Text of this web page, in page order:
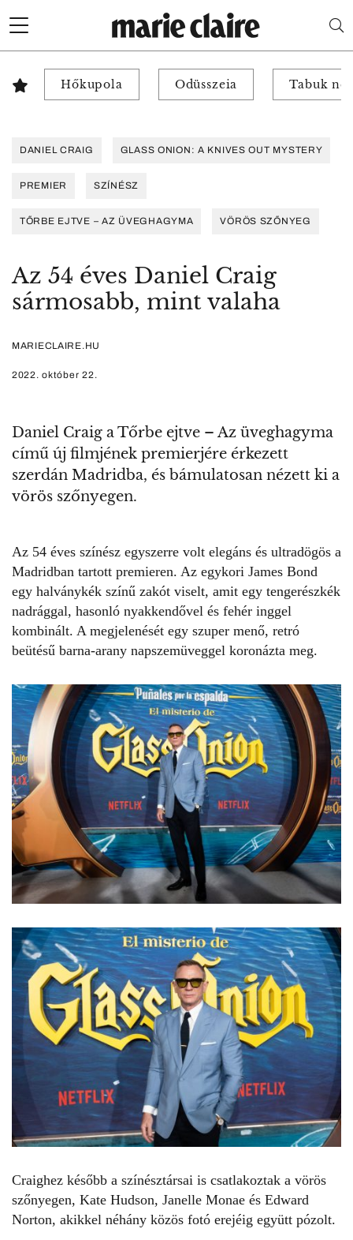
Hőkupola Odüsszeia Tabuk
DANIEL CRAIG GLASS ONION: A KNIVES OUT MYSTERY
PREMIER SZÍNÉSZ
TŐRBE EJTVE – AZ ÜVEGHAGYMA VÖRÖS SZŐNYEG
Az 54 éves Daniel Craig
sármosabb, mint valaha
MARIECLAIRE.HU
2022. október 22.
Daniel Craig a Tőrbe ejtve – Az üveghagyma
című új filmjének premierjére érkezett
szerdán Madridba, és bámulatosan nézett ki a
vörös szőnyegen.
Az 54 éves színész egyszerre volt elegáns és ultradögös a
Madridban tartott premieren. Az egykori James Bond
egy halványkék színű zakót viselt, amit egy tengerészkék
nadrággal, hasonló nyakkendővel és fehér inggel
kombinált. A megjelenését egy szuper menő, retró
beütésű barna-arany napszemüveggel koronázta meg.
Craighez később a színésztársai is csatlakoztak a vörös
szőnyegen, Kate Hudson, Janelle Monae és Edward
Norton, akikkel néhány közös fotó erejéig együtt pózolt.